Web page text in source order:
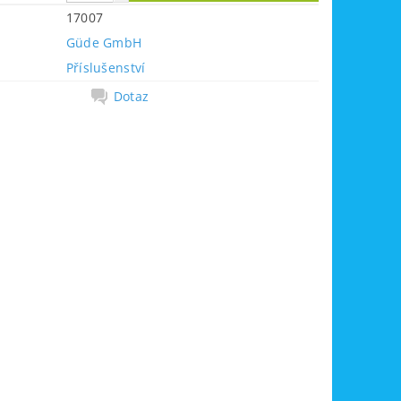
17007
Güde GmbH
Příslušenství
Dotaz